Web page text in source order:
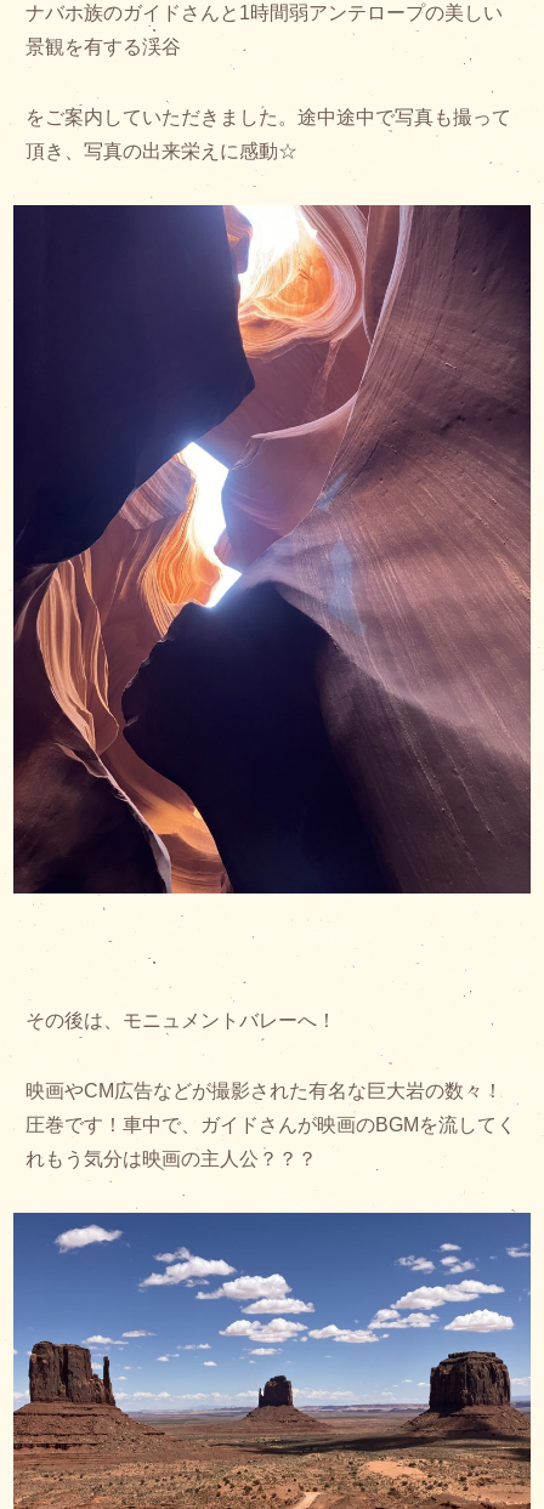
ナバホ族のガイドさんと1時間弱アンテロープの美しい
景観を有する渓谷
をご案内していただきました。途中途中で写真も撮って
頂き、写真の出来栄えに感動☆
その後は、モニュメントバレーへ！
映画やCM広告などが撮影された有名な巨大岩の数々！
圧巻です！車中で、ガイドさんが映画のBGMを流してく
れもう気分は映画の主人公？？？